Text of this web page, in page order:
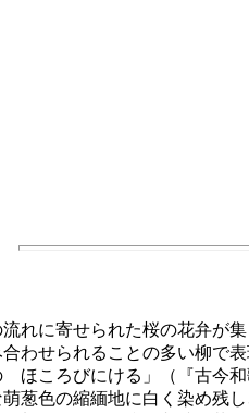
れに寄せられた桜の花弁が
合わせられることの多い柳
ころびにける」（『古今和
葱色の縮緬地に白く染め残